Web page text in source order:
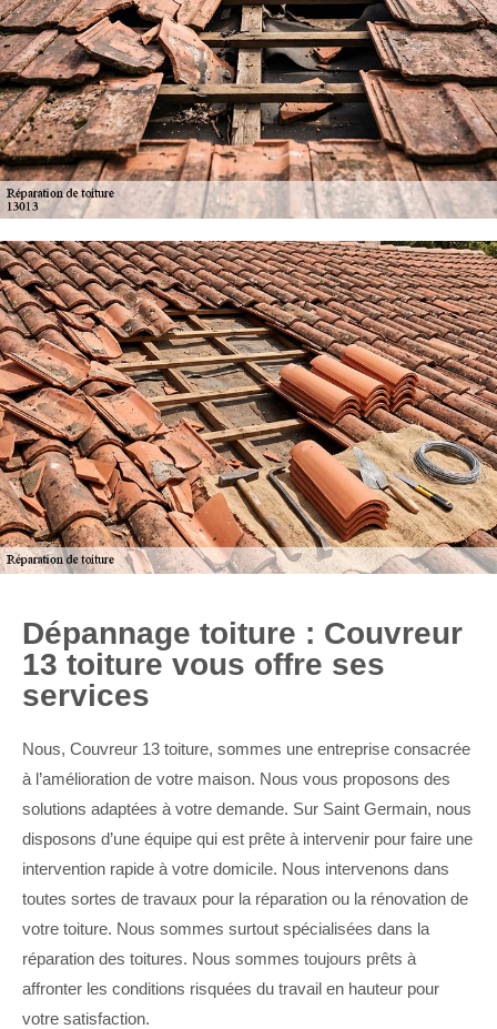
Dépannage toiture : Couvreur
13 toiture vous offre ses
services
Nous, Couvreur 13 toiture, sommes une entreprise consacrée
à l’amélioration de votre maison. Nous vous proposons des
solutions adaptées à votre demande. Sur Saint Germain, nous
disposons d’une équipe qui est prête à intervenir pour faire une
intervention rapide à votre domicile. Nous intervenons dans
toutes sortes de travaux pour la réparation ou la rénovation de
votre toiture. Nous sommes surtout spécialisées dans la
réparation des toitures. Nous sommes toujours prêts à
affronter les conditions risquées du travail en hauteur pour
votre satisfaction.